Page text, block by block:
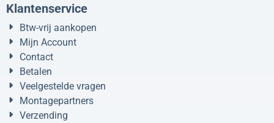
Klantenservice
Btw-vrij aankopen
Mijn Account
Contact
Betalen
Veelgestelde vragen
Montagepartners
Verzending